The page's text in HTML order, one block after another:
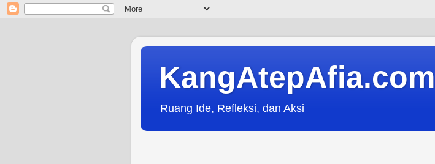
KangAtepAfia.com
Ruang Ide, Refleksi, dan Aksi